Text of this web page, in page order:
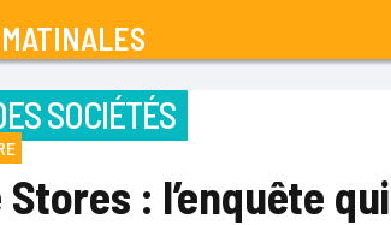
MATINALES
SOCIÉTÉS
: l’enquête